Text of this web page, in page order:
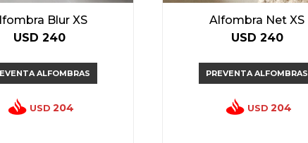
Blur XS
USD 240
ALFOMBRAS
USD 204
Alfombra Net XS
USD 240
PREVENTA ALFOMBRAS
USD 204